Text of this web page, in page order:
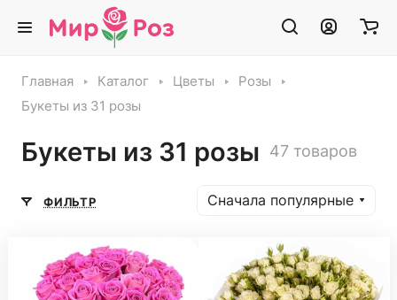
Главная Каталог Цветы
Розы
Букеты из 31 розы
Букеты из 31 розы 47 товаров
ФИЛЬТР Сначала популярные